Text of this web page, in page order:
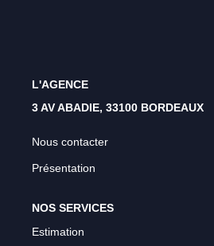
Estimation
L'AGENCE
3 AV ABADIE, 33100 BORDEAUX
Nous contacter
Présentation
NOS SERVICES
Estimation